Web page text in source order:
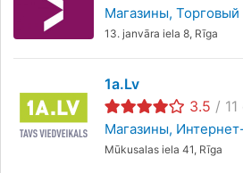
Магазины
13. janvāra iela 8, Rīga
1a.lv
3.5 / 11
Магазины
Mūkusalas iela 41, Rīga